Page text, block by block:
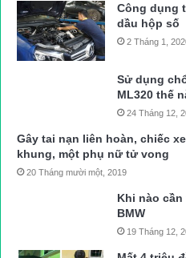
Công dụng
dầu hộp số
2 Tháng 1,
Sử dụng
ML320 thế
24 Tháng 12,
Gây tai nạn liên hoàn, chiếc
khung, một phụ nữ tử vong
20 Tháng mười một, 2019
Khi nào
BMW
19 Tháng 12,